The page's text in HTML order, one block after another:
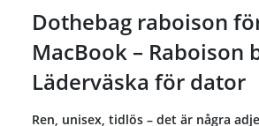
Dothebag raboison
MacBook – Raboison
Läderväska för dator
Ren, unisex, tidlös – det är några